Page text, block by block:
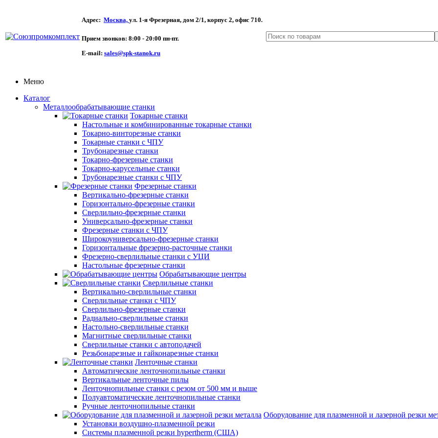
Адрес: Москва, ул. 1-я Фрезерная, дом 2/1, корпус 2, офис 710.
Прием звонков: 8:00 - 20:00 пн-пт.
E-mail: sales@spk-stanok.ru
Меню
Каталог
Металлообрабатывающие станки
Токарные станки
Настольные и комбинированные токарные станки
Токарно-винторезные станки
Токарные станки с ЧПУ
Трубонарезные станки
Токарно-фрезерные станки
Токарно-карусельные станки
Трубонарезные станки с ЧПУ
Фрезерные станки
Вертикально-фрезерные станки
Горизонтально-фрезерные станки
Сверлильно-фрезерные станки
Универсально-фрезерные станки
Фрезерные станки с ЧПУ
Широкоуниверсально-фрезерные станки
Горизонтальные фрезерно-расточные станки
Фрезерно-сверлильные станки с УЦИ
Настольные фрезерные станки
Обрабатывающие центры
Сверлильные станки
Вертикально-сверлильные станки
Сверлильные станки с ЧПУ
Сверлильно-фрезерные станки
Радиально-сверлильные станки
Настольно-сверлильные станки
Магнитные сверлильные станки
Сверлильные станки с автоподачей
Резьбонарезные и гайконарезные станки
Ленточные станки
Автоматические ленточнопильные станки
Вертикальные ленточные пилы
Ленточнопильные станки с резом от 500 мм и выше
Полуавтоматические ленточнопильные станки
Ручные ленточнопильные станки
Оборудование для плазменной и лазерной резки
Установки воздушно-плазменной резки
Системы плазменной резки hypertherm (США)